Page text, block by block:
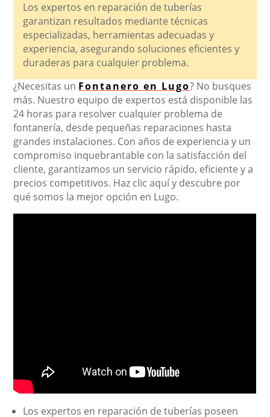
Los expertos en reparación de tuberías
garantizan resultados mediante técnicas
especializadas, herramientas adecuadas y
experiencia, asegurando soluciones eficientes y
duraderas para cualquier problema.
¿Necesitas un Fontanero en Lugo? No busques
más. Nuestro equipo de expertos está disponible las
24 horas para resolver cualquier problema de
fontanería, desde pequeñas reparaciones hasta
grandes instalaciones. Con años de experiencia y un
compromiso inquebrantable con la satisfacción del
cliente, garantizamos un servicio rápido, eficiente y a
precios competitivos. Haz clic aquí y descubre por
qué somos la mejor opción en Lugo.
Los expertos en reparación de tuberías poseen